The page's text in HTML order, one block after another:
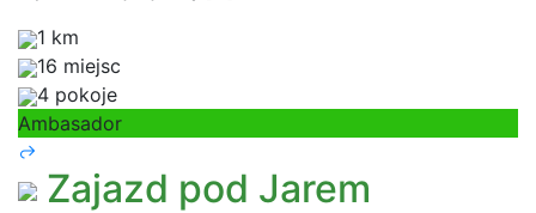
1 km
16 miejsc
4 pokoje
Ambasador
Zajazd pod Jarem